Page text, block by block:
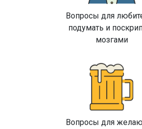
Вопросы для
подумать и
мозгами
Вопросы для